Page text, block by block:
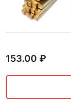
153.00 ₽